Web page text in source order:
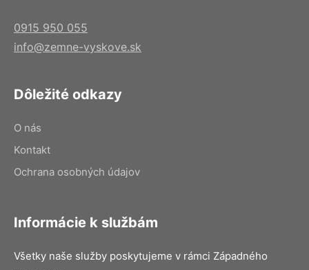
0915 950 055
info@zemne-vyskove.sk
Dôležité odkazy
O nás
Kontakt
Ochrana osobných údajov
Informácie k službám
Všetky naše služby poskytujeme v rámci Západného